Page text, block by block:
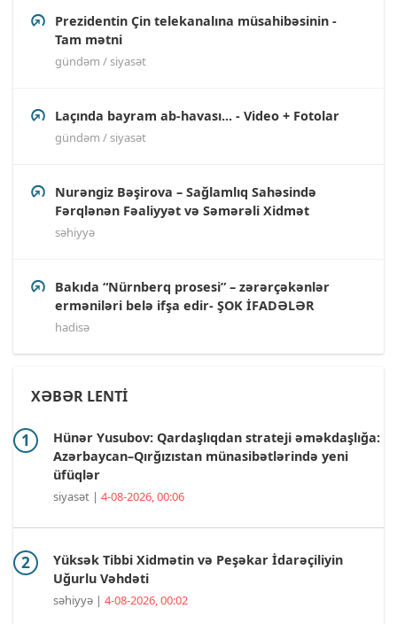
Prezidentin Çin telekanalına müsahibəsinin -
Tam mətni
gündəm / siyasət
Laçında bayram ab-havası... - Video + Fotolar
gündəm / siyasət
Nurəngiz Bəşirova – Sağlamlıq Sahəsində
Fərqlənən Fəaliyyət və Səmərəli Xidmət
səhiyyə
Bakıda “Nürnberq prosesi” – zərərçəkənlər
erməniləri belə ifşa edir- ŞOK İFADƏLƏR
hadisə
XƏBƏR LENTİ
Hünər Yusubov: Qardaşlıqdan strateji əməkdaşlığa:
Azərbaycan–Qırğızıstan münasibətlərində yeni
üfüqlər
siyasət | 4-08-2026, 00:06
Yüksək Tibbi Xidmətin və Peşəkar İdarəçiliyin
Uğurlu Vəhdəti
səhiyyə | 4-08-2026, 00:02